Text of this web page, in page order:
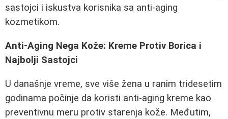
sastojci i iskustva korisnika sa anti-aging
kozmetikom.
Anti-Aging Nega Kože: Kreme Protiv Borica i
Najbolji Sastojci
U današnje vreme, sve više žena u ranim tridesetim
godinama počinje da koristi anti-aging kreme kao
preventivnu meru protiv starenja kože. Međutim,